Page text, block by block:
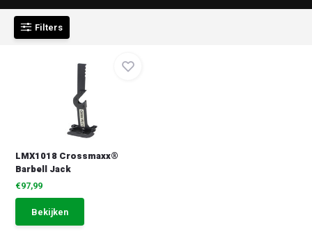
Filters
LMX1018 Crossmaxx®
Barbell Jack
€97,99
Bekijken